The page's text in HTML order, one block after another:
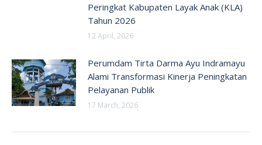
Peringkat Kabupaten Layak Anak (KLA)
Tahun 2026
12 April, 2026
Perumdam Tirta Darma Ayu Indramayu
Alami Transformasi Kinerja Peningkatan
Pelayanan Publik
17 March, 2026